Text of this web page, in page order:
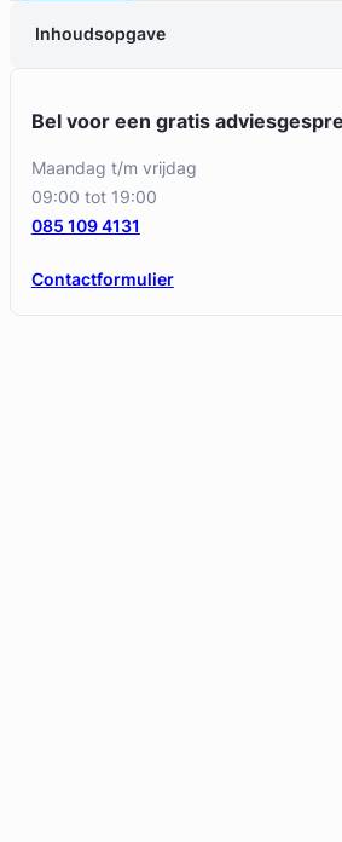
Inhoudsopgave
Bel voor een gratis
maandag t/m vrijdag
09:00 tot 19:00
Contactformulier
085 109 4131